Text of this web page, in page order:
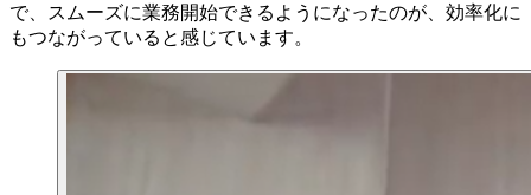
で、スムーズに業務開始できるようになったのが、効率化に
もつながっていると感じています。